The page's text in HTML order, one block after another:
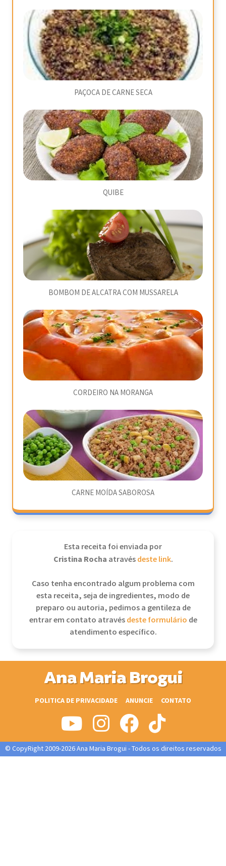
PAÇOCA DE CARNE SECA
QUIBE
BOMBOM DE ALCATRA COM MUSSARELA
CORDEIRO NA MORANGA
CARNE MOÍDA SABOROSA
Esta receita foi enviada por
Cristina Rocha atravésdeste link.
Caso tenha encontrado algum problema com
esta receita, seja de ingredientes, modo de
preparo ou autoria, pedimos a gentileza de
entrar em contato atravésdeste formulário de
atendimento específico.
Ana Maria Brogui
POLITICA DE PRIVACIDADE ANUNCIE CONTATO
© CopyRight 2009-2026 Ana Maria Brogui - Todos os direitos reservados